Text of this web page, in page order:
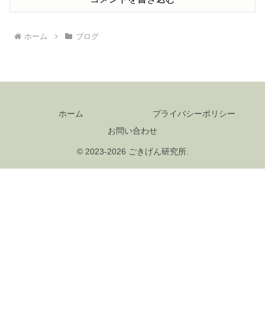
ホーム ブログ
ホーム
プライバシーポリシー
お問い合わせ
© 2023-2026 ごきげん研究所.